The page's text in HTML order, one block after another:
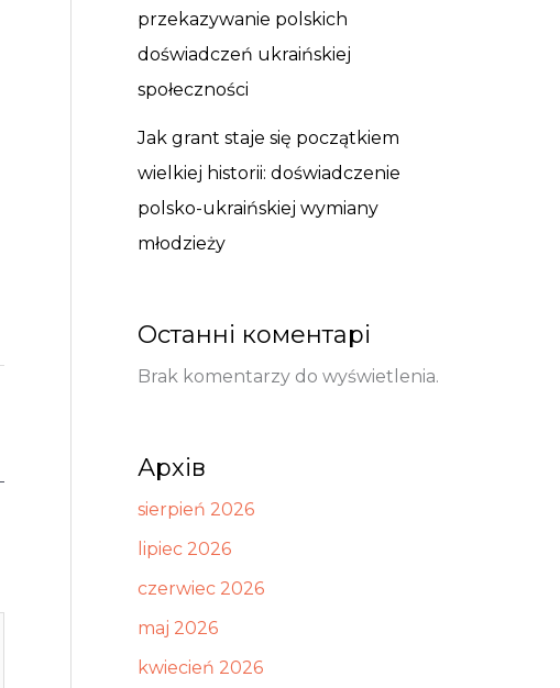
przekazywanie polskich
doświadczeń ukraińskiej
społeczności
Jak grant staje się początkiem
wielkiej historii: doświadczenie
polsko-ukraińskiej wymiany
młodzieży
Останні коментарі
Brak komentarzy do wyświetlenia.
Архів
sierpień 2026
lipiec 2026
czerwiec 2026
maj 2026
kwiecień 2026